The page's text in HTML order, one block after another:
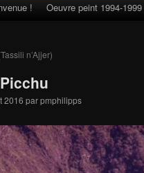
! Oeuvre peint 1994-1999
n’Ajjer)
2016 parpmphilipps